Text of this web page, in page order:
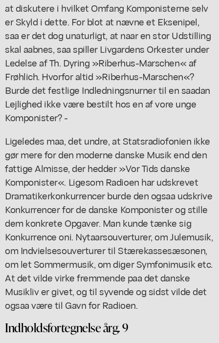
at diskutere i hvilket Omfang Komponisterne selv
er Skyld i dette. For blot at nævne et Eksenipel,
saa er det dog unaturligt, at naar en stor Udstilling
skal aabnes, saa spiller Livgardens Orkester under
Ledelse af Th. Dyring »Riberhus-Marschen« af
Frøhlich. Hvorfor altid »Riberhus-Marschen«?
Burde det festlige Indledningsnurner til en saadan
Lejlighed ikke være bestilt hos en af vore unge
Komponister? -
Ligeledes maa, det undre, at Statsradiofonien ikke
gør mere for den moderne danske Musik end den
fattige Almisse, der hedder »Vor Tids danske
Komponister«. Ligesom Radioen har udskrevet
Dramatikerkonkurrencer burde den ogsaa udskrive
Konkurrencer for de danske Komponister og stille
dem konkrete Opgaver. Man kunde tænke sig
Konkurrence oni. Nytaarsouverturer, om Julemusik,
om Indvielsesouverturer til Stærekassesæsonen,
om let Sommermusik, om diger Symfonimusik etc.
At det vilde virke fremmende paa det danske
Musikliv er givet, og til syvende og sidst vilde det
ogsaa være til Gavn for Radioen.
Indholdsfortegnelse årg. 9